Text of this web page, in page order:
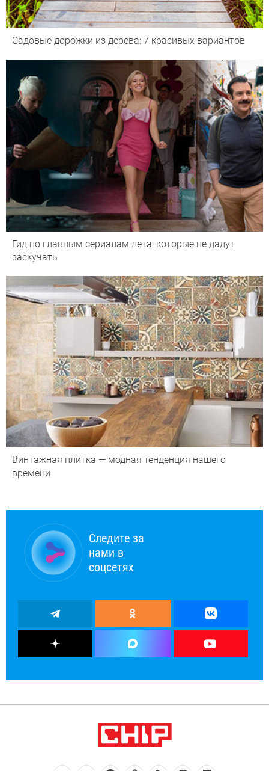
Садовые дорожки из дерева: 7 красивых вариантов
Гид по главным сериалам лета, которые не дадут
заскучать
Винтажная плитка — модная тенденция нашего
времени
Следите за
нами в
соцсетях